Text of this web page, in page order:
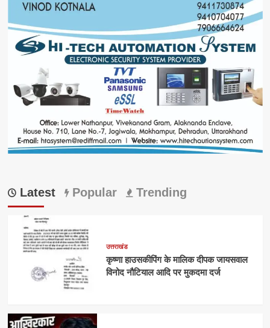
Latest Popular Trending
उत्तराखंड
कृष्णा हाउसकीपिंग के मालिक दीपक जायसवाल
विनोद नौटियाल आदि पर मुकदमा दर्ज